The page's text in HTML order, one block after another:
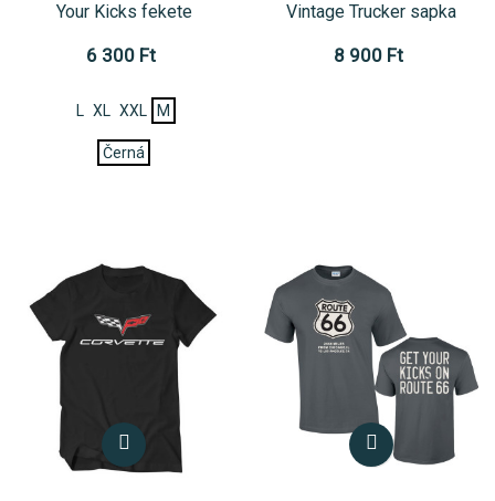
Your Kicks fekete
6 300 Ft
L XL XXL M
Černá
Vintage Trucker sapka
8 900 Ft